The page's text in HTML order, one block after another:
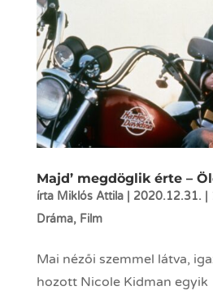
Majd’ megdöglik érte –
írta Miklós Attila| 2020.12.31.
Dráma, Film
Mai nézői szemmel látva,
hozott Nicole Kidman egyik